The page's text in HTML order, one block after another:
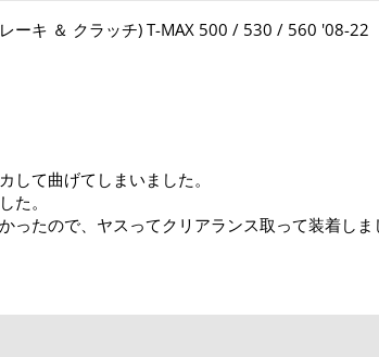
ーキ ＆ クラッチ) T-MAX 500 / 530 / 560 '08-22
して曲げてしまいました。
た。
ったので、ヤスってクリアランス取って装着しま